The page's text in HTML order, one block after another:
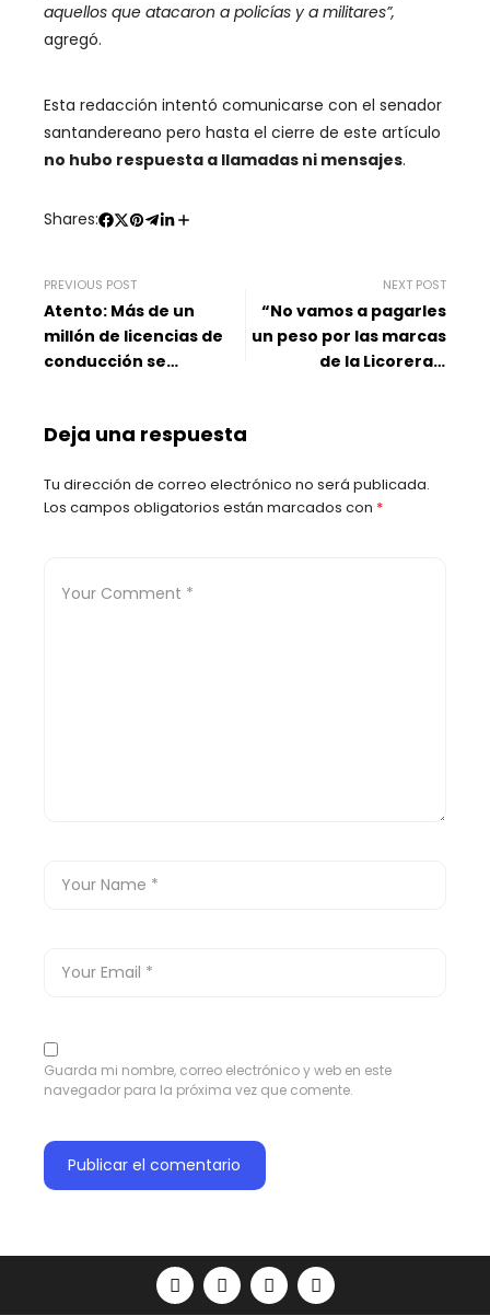
aquellos que atacaron a policías y a militares”,
agregó.
Esta redacción intentó comunicarse con el senador
santandereano pero hasta el cierre de este artículo
no hubo respuesta a llamadas ni mensajes.
Shares:
PREVIOUS POST
Atento: Más de un
millón de licencias de
conducción se
NEXT POST
“No vamos a pagarles
un peso por las marcas
de la Licorera”:
Deja una respuesta
Tu dirección de correo electrónico no será publicada.
Los campos obligatorios están marcados con *
Guarda mi nombre, correo electrónico y web en este
navegador para la próxima vez que comente.